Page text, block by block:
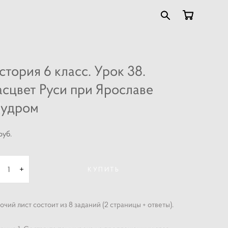
6 класс. Урок 38.
Руси при Ярославе
КУПИТЬ
лист состоит из 8 заданий (2 страницы + ответы).